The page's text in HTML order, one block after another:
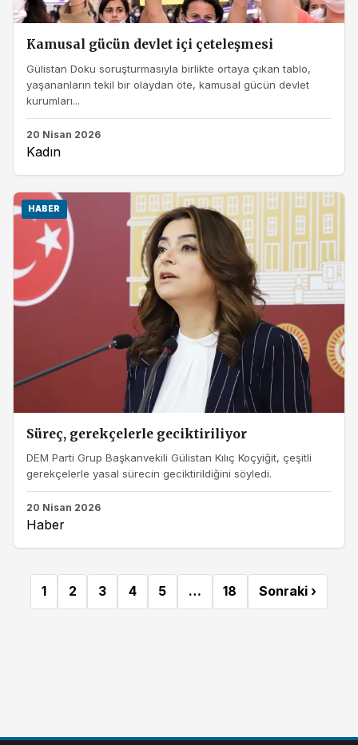
Kamusal gücün devlet içi çeteleşmesi
Gülistan Doku soruşturmasıyla birlikte ortaya çıkan tablo,
yaşananların tekil bir olaydan öte, kamusal gücün devlet
kurumları...
20 Nisan 2026
Kadın
HABER
Süreç, gerekçelerle geciktiriliyor
DEM Parti Grup Başkanvekili Gülistan Kılıç Koçyiğit, çeşitli
gerekçelerle yasal sürecin geciktirildiğini söyledi.
20 Nisan 2026
Haber
1 2 3 4 5 … 18 Sonraki ›